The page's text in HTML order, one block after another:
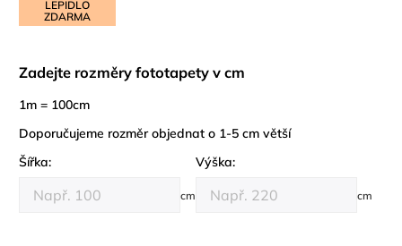
LEPIDLO
ZDARMA
Zadejte rozměry fototapety v cm
1m = 100cm
Doporučujeme rozměr objednat o 1-5 cm větší
Šířka:
cm
Výška:
cm